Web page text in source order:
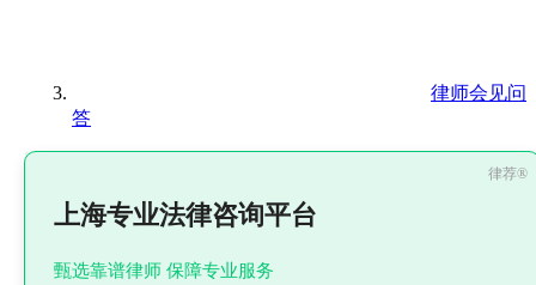
律师会见问
答
上海专业法律咨询平台
甄选靠谱律师 保障专业服务